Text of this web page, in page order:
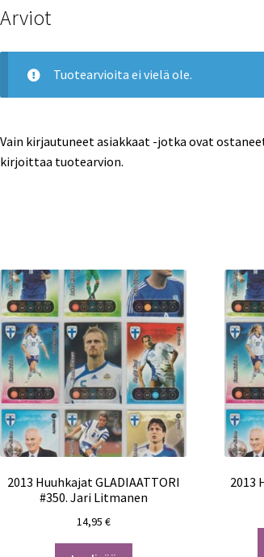
Arviot
Tuotearvioita ei vielä ole.
Vain kirjautuneet asiakkaat -jotka ovat
kirjoittaa tuotearvion.
2013 Huuhkajat GLADIAATTORI
#350. Jari Litmanen
14,95 €
2013